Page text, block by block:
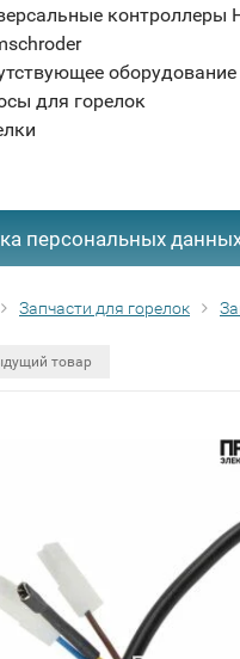
контроллеры
оборудование
для горелок
персональных
Запчасти для горелок
товар